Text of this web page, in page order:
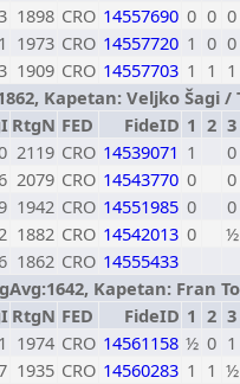
1898 CRO 14557690 0 0 0
1973 CRO 14557720 1 0 0
1909 CRO 14557703 1 1 1
Kapetan: Veljko Šagi /
RtgN FED FideID 1 2 3
2119 CRO 14539071 1
0
2079 CRO 14543770 0
0
1942 CRO 14551985 0
0
1882 CRO 14542013 0
½
1862 CRO 14555433
Kapetan: Fran
RtgN FED FideID 1 2 3
1974 CRO 14561158 ½ 0 1
1935 CRO 14560283 1 1 ½